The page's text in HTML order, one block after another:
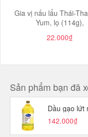
Gia vị nấu lẩu Thái-
Yum, lọ (114g),
22.000₫
Sản phẩm bạn đã
Dầu gạo lứt
142.000₫